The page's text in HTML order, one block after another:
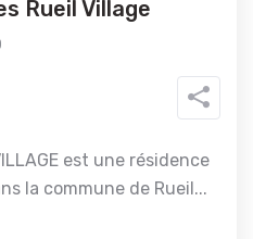
Rueil Village
est une résidence
la commune de Rueil...